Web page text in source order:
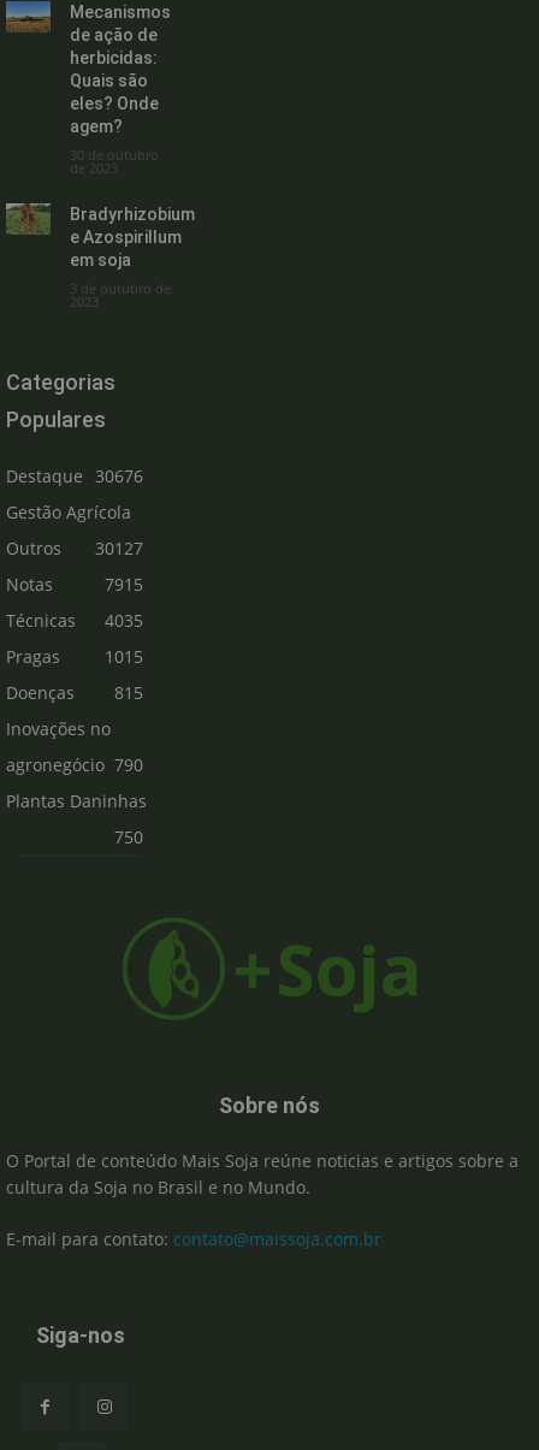
Mecanismos
de ação de
herbicidas:
Quais são
eles? Onde
agem?
30 de outubro
de 2023
Bradyrhizobium
e Azospirillum
em soja
3 de outubro de
2023
Categorias
Populares
Destaque
30676
Gestão Agrícola
30127
Outros
7915
Notas
Técnicas
4035
Pragas
1015
Doenças
815
Inovações no
agronegócio 790
Plantas Daninhas
750
Sobre nós
O Portal de conteúdo Mais Soja reúne noticias e artigos sobre a
cultura da Soja no Brasil e no Mundo.
E-mail para contato: contato@maissoja.com.br
Siga-nos